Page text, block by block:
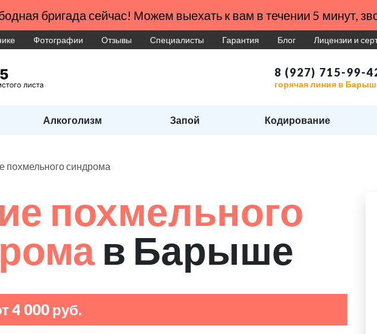
бригада сейчас! Можем выехать к вам в течении 5 минут,
Фотографии Отзывы Специалисты Гарантия Блог Лицензии и
8 (927) 715-99-
горячая линия в
Алкоголизм Запой Кодирование
похмельного синдрома
похмельного
в Барыше
4 000 руб.